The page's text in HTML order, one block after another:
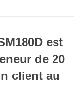
est
de 20
client au